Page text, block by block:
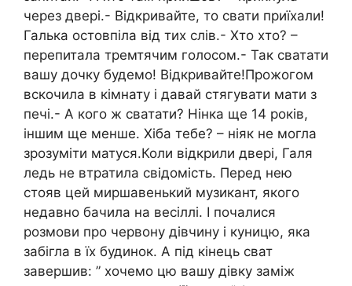
через двері.- Відкривайте, то свати приїхали!
Галька остовпіла від тих слів.- Хто хто? –
перепитала тремтячим голосом.- Так сватати
вашу дочку будемо! Відкривайте!Прожогом
вскочила в кімнату і давай стягувати мати з
печі.- А кого ж сватати? Нінка ще 14 років,
іншим ще менше. Хіба тебе? – ніяк не могла
зрозуміти матуся.Коли відкрили двері, Галя
ледь не втратила свідомість. Перед нею
стояв цей миршавенький музикант, якого
недавно бачила на весіллі. І почалися
розмови про червону дівчину і куницю, яка
забігла в їх будинок. А під кінець сват
завершив: ” хочемо цю вашу дівку заміж